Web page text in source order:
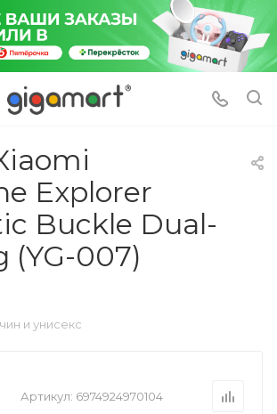
Explorer
Buckle Dual-
(YG-007)
и унисекс
Артикул: 6974924970104